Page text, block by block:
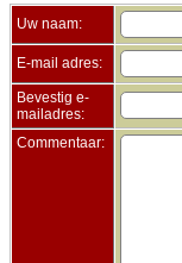
Uw naam:
E-mail adres:
Bevestig e-
mailadres:
Commentaar: